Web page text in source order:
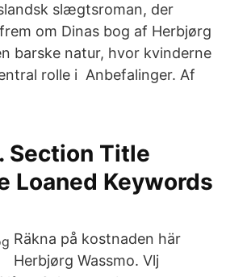
slægtsroman, der
om Dinas bog af Herbjørg
barske natur, hvor kvinderne
rolle i Anbefalinger. Af
Section Title
Loaned Keywords
Räkna på kostnaden här
Herbjørg Wassmo. Vlj